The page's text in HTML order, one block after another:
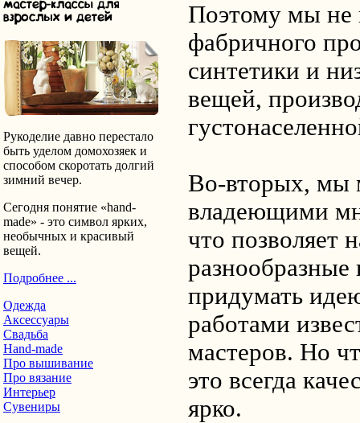
Рукоделие давно перестало
быть уделом домохозяек и
способом скоротать долгий
зимний вечер.
Сегодня понятие «hand-
made» - это символ ярких,
необычных и красивый
вещей.
Подробнее ...
Одежда
Аксессуары
Свадьба
Hand-made
Про вышивание
Про вязание
Интерьер
Сувениры
Поэтому мы не
фабричного
синтетики и
вещей,
Во-вторых, мы
владеющими
что позволяет
придумать
работами
мастеров. Но
это всегда
ярко.